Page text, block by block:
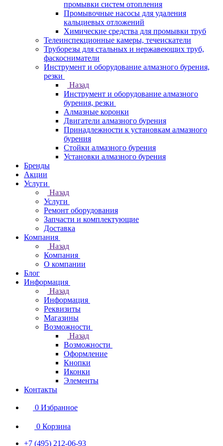
промывки систем отопления
Промывочные насосы для удаления
кальциевых отложений
Химические средства для промывки труб
Телеинспекционные камеры, течеискатели
Труборезы для стальных и нержавеющих труб,
фаскосниматели
Инструмент и оборудование алмазного бурения,
резки
Назад
Инструмент и оборудование алмазного
бурения, резки
Алмазные коронки
Двигатели алмазного бурения
Принадлежности к установкам алмазного
бурения
Стойки алмазного бурения
Установки алмазного бурения
Бренды
Акции
Услуги
Назад
Услуги
Ремонт оборудования
Запчасти и комплектующие
Доставка
Компания
Назад
Компания
О компании
Блог
Информация
Назад
Информация
Реквизиты
Магазины
Возможности
Назад
Возможности
Оформление
Кнопки
Иконки
Элементы
Контакты
0 Избранное
0 Корзина
+7 (495) 212-06-93